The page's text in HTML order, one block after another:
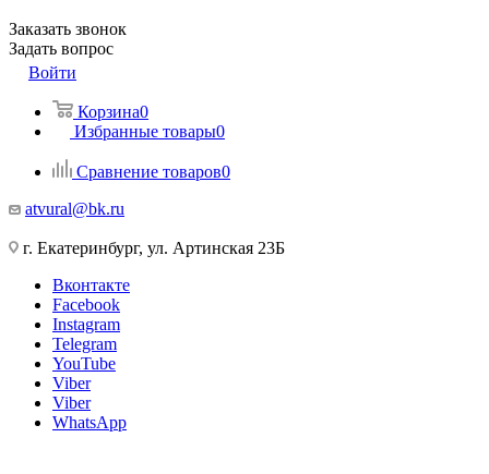
Заказать звонок
Задать вопрос
Войти
Корзина0
Избранные товары0
Сравнение товаров0
atvural@bk.ru
г. Екатеринбург, ул. Артинская 23Б
Вконтакте
Facebook
Instagram
Telegram
YouTube
Viber
Viber
WhatsApp